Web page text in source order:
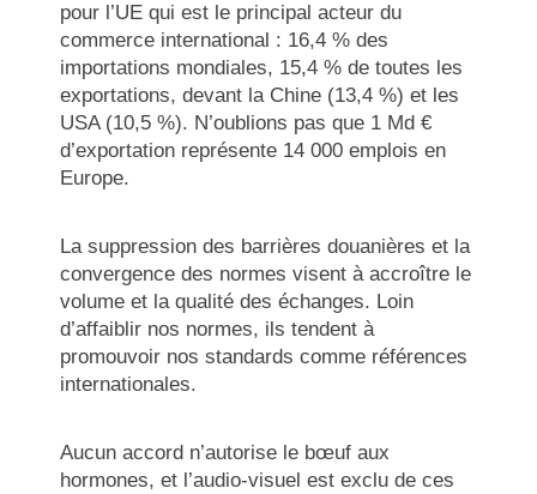
pour l’UE qui est le principal acteur du
commerce international : 16,4 % des
importations mondiales, 15,4 % de toutes les
exportations, devant la Chine (13,4 %) et les
USA (10,5 %). N’oublions pas que 1 Md €
d’exportation représente 14 000 emplois en
Europe.
La suppression des barrières douanières et la
convergence des normes visent à accroître le
volume et la qualité des échanges. Loin
d’affaiblir nos normes, ils tendent à
promouvoir nos standards comme références
internationales.
Aucun accord n’autorise le bœuf aux
hormones, et l’audio-visuel est exclu de ces